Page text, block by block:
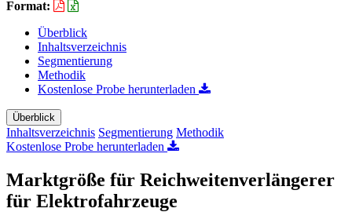
Format:
Überblick
Inhaltsverzeichnis
Segmentierung
Methodik
Kostenlose Probe herunterladen
Überblick
Inhaltsverzeichnis Segmentierung Methodik
Kostenlose Probe herunterladen
Marktgröße für Reichweitenverlängerer
für Elektrofahrzeuge